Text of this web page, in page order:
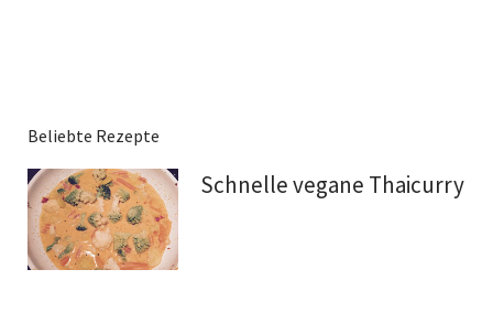
Beliebte Rezepte
Schnelle vegane Thaicurry